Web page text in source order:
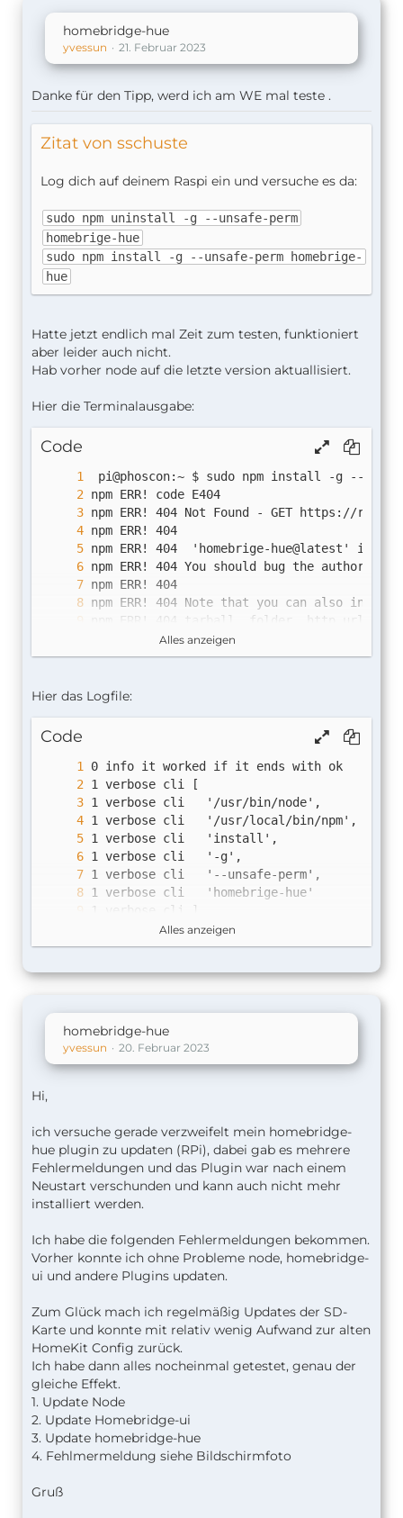
homebridge-hue
yvessun 21. Februar 2023
Danke für den Tipp, werd ich am WE mal teste .
Zitat von sschuste
Log dich auf deinem Raspi ein und versuche es da:
sudo npm uninstall -g --unsafe-perm
homebrige-hue
sudo npm install -g --unsafe-perm homebrige-
hue
Hatte jetzt endlich mal Zeit zum testen, funktioniert
aber leider auch nicht.
Hab vorher node auf die letzte version aktuallisiert.
Hier die Terminalausgabe:
Code
Alles anzeigen
Hier das Logfile:
Code
2 info using npm@6.14.9
3 info using node@v18.14.2
27 verbose exit [ 1, true ]
Alles anzeigen
homebridge-hue
yvessun 20. Februar 2023
Hi,
ich versuche gerade verzweifelt mein homebridge-
hue plugin zu updaten (RPi), dabei gab es mehrere
Fehlermeldungen und das Plugin war nach einem
Neustart verschunden und kann auch nicht mehr
installiert werden.
Ich habe die folgenden Fehlermeldungen bekommen.
Vorher konnte ich ohne Probleme node, homebridge-
ui und andere Plugins updaten.
Zum Glück mach ich regelmäßig Updates der SD-
Karte und konnte mit relativ wenig Aufwand zur alten
HomeKit Config zurück.
Ich habe dann alles nocheinmal getestet, genau der
gleiche Effekt.
1. Update Node
2. Update Homebridge-ui
3. Update homebridge-hue
4. Fehlmermeldung siehe Bildschirmfoto
Gruß